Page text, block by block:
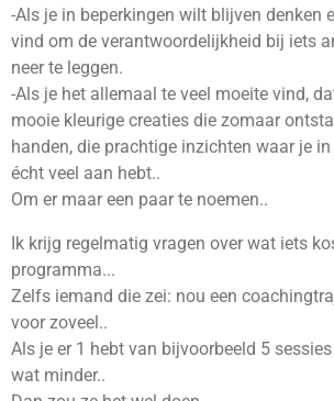
-Als je in beperkingen wilt blijven denken
vind om de verantwoordelijkheid bij iets
neer te leggen.
-Als je het allemaal te veel moeite vind,
mooie kleurige creaties die zomaar
handen, die prachtige inzichten waar je
écht veel aan hebt..
Om er maar een paar te noemen..
Ik krijg regelmatig vragen over wat iets
programma...
Zelfs iemand die zei: nou een
voor zoveel..
Als je er 1 hebt van bijvoorbeeld 5
wat minder..